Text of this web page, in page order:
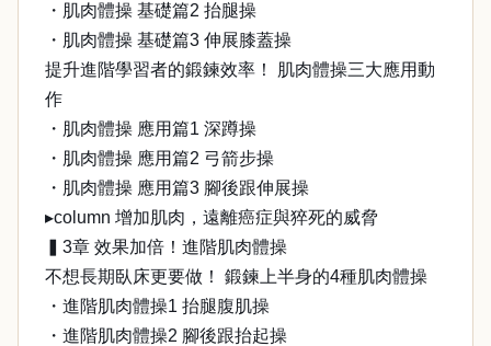
・肌肉體操 基礎篇2 抬腿操
・肌肉體操 基礎篇3 伸展膝蓋操
提升進階學習者的鍛鍊效率！ 肌肉體操三大應用動
作
・肌肉體操 應用篇1 深蹲操
・肌肉體操 應用篇2 弓箭步操
・肌肉體操 應用篇3 腳後跟伸展操
▸column 增加肌肉，遠離癌症與猝死的威脅
▍3章 效果加倍！進階肌肉體操
不想長期臥床更要做！ 鍛鍊上半身的4種肌肉體操
・進階肌肉體操1 抬腿腹肌操
・進階肌肉體操2 腳後跟抬起操